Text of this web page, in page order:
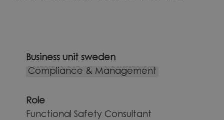
Business unit sweden
Compliance & Management
Role
Functional Safety Consultant